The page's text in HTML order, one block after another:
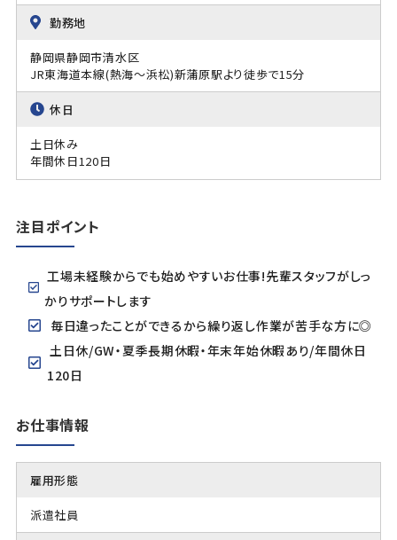
勤務地
静岡県静岡市清水区
JR東海道本線(熱海～浜松)新蒲原駅より徒歩で15分
休日
土日休み
年間休日120日
注目ポイント
工場未経験からでも始めやすいお仕事!先輩スタッフがしっ
かりサポートします
毎日違ったことができるから繰り返し作業が苦手な方に◎
土日休/GW・夏季長期休暇・年末年始休暇あり/年間休日
120日
お仕事情報
雇用形態
派遣社員